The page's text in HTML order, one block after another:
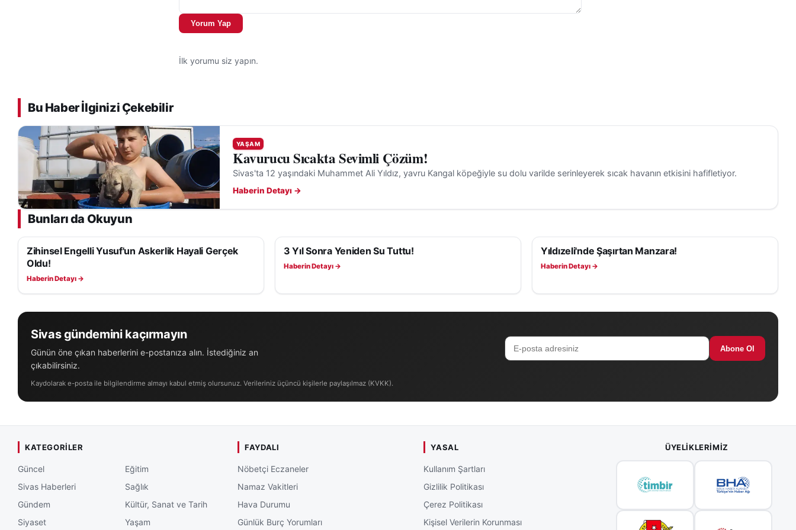
ifadelerine yer verdi.
Yorum Yap
İlk yorumu siz yapın.
Bu Haber İlginizi Çekebilir
YAŞAM
Kavurucu Sıcakta Sevimli Çözüm!
Sivas'ta 12 yaşındaki Muhammet Ali Yıldız, yavru Kangal köpeğiyle su dolu varilde serinleyerek sıcak havanın etkisini hafifletiyor.
Haberin Detayı →
Bunları da Okuyun
YAŞAM
Zihinsel Engelli Yusuf'un Askerlik Hayali Gerçek
Oldu!
Haberin Detayı →
YAŞAM
3 Yıl Sonra Yeniden Su Tuttu!
Haberin Detayı →
YAŞAM
Yıldızeli'nde Şaşırtan Manzara!
Haberin Detayı →
Sivas gündemini kaçırmayın
Günün öne çıkan haberlerini e-postanıza alın. İstediğiniz an
çıkabilirsiniz.
Abone Ol
Kaydolarak e-posta ile bilgilendirme almayı kabul etmiş olursunuz. Verileriniz üçüncü kişilerle paylaşılmaz (KVKK).
KATEGORILER
Güncel
Sivas Haberleri
Gündem
Siyaset
Eğitim
Sağlık
Kültür, Sanat ve Tarih
Yaşam
FAYDALI
Nöbetçi Eczaneler
Namaz Vakitleri
Hava Durumu
Günlük Burç Yorumları
YASAL
Kullanım Şartları
Gizlilik Politikası
Çerez Politikası
Kişisel Verilerin Korunması
ÜYELIKLERIMIZ